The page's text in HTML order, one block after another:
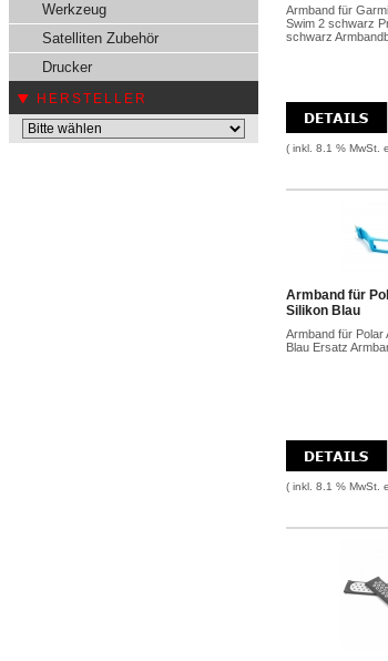
Werkzeug
Satelliten Zubehör
Drucker
HERSTELLER
Armband für
Swim 2 schwarz
schwarz
( inkl. 8.1 % MwSt.
Armband für
Silikon Blau
Armband für Polar
Blau Ersatz
( inkl. 8.1 % MwSt.